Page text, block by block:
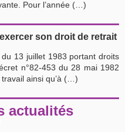
Pour l’année (…)
son droit de retrait
13 juillet 1983 portant droits
n°82-453 du 28 mai 1982
travail ainsi qu’à (…)
actualités